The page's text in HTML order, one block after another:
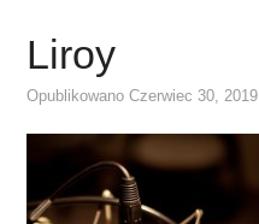
KONTAKT
Liroy
OpublikowanoCzerwiec 30, 2019